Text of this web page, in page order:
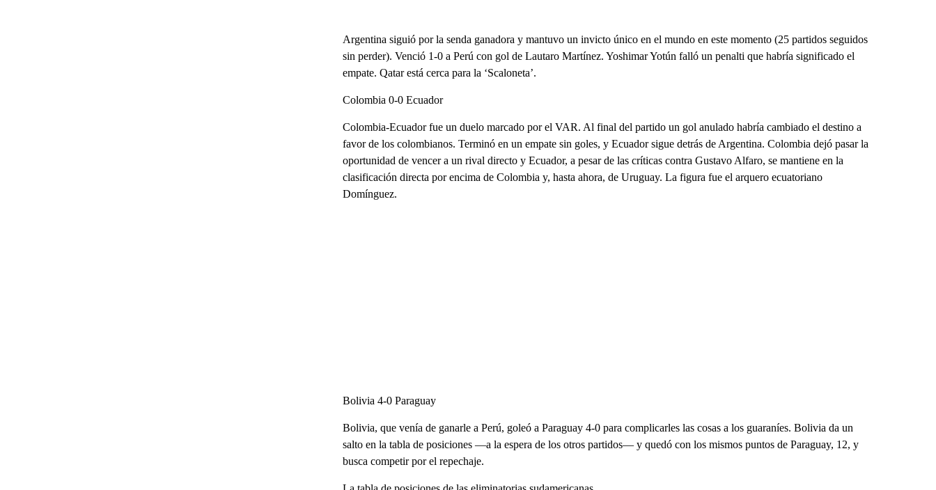
Argentina siguió por la senda ganadora y mantuvo un invicto único en el mundo en este momento (25 partidos seguidos
sin perder). Venció 1-0 a Perú con gol de Lautaro Martínez. Yoshimar Yotún falló un penalti que habría significado el
empate. Qatar está cerca para la ‘Scaloneta’.
Colombia 0-0 Ecuador
Colombia-Ecuador fue un duelo marcado por el VAR. Al final del partido un gol anulado habría cambiado el destino a
favor de los colombianos. Terminó en un empate sin goles, y Ecuador sigue detrás de Argentina. Colombia dejó pasar la
oportunidad de vencer a un rival directo y Ecuador, a pesar de las críticas contra Gustavo Alfaro, se mantiene en la
clasificación directa por encima de Colombia y, hasta ahora, de Uruguay. La figura fue el arquero ecuatoriano
Domínguez.
Bolivia 4-0 Paraguay
Bolivia, que venía de ganarle a Perú, goleó a Paraguay 4-0 para complicarles las cosas a los guaraníes. Bolivia da un
salto en la tabla de posiciones —a la espera de los otros partidos— y quedó con los mismos puntos de Paraguay, 12, y
busca competir por el repechaje.